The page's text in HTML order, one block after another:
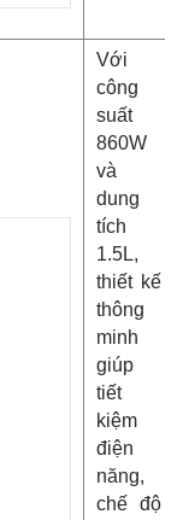
Với
công
suất
860W
và
dung
tích
1.5L,
thiết kế
thông
minh
giúp
tiết
kiệm
điện
năng,
chế độ